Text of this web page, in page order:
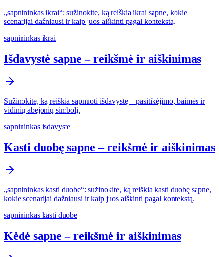
„sapnininkas ikrai“: sužinokite, ką reiškia ikrai sapne, kokie
scenarijai dažniausi ir kaip juos aiškinti pagal kontekstą.
sapnininkas ikrai
Išdavystė sapne – reikšmė ir aiškinimas
Sužinokite, ką reiškia sapnuoti išdavystę – pasitikėjimo, baimės ir
vidinių abejonių simbolį.
sapnininkas isdavyste
Kasti duobę sapne – reikšmė ir aiškinimas
„sapnininkas kasti duobe“: sužinokite, ką reiškia kasti duobę sapne,
kokie scenarijai dažniausi ir kaip juos aiškinti pagal kontekstą.
sapnininkas kasti duobe
Kėdė sapne – reikšmė ir aiškinimas